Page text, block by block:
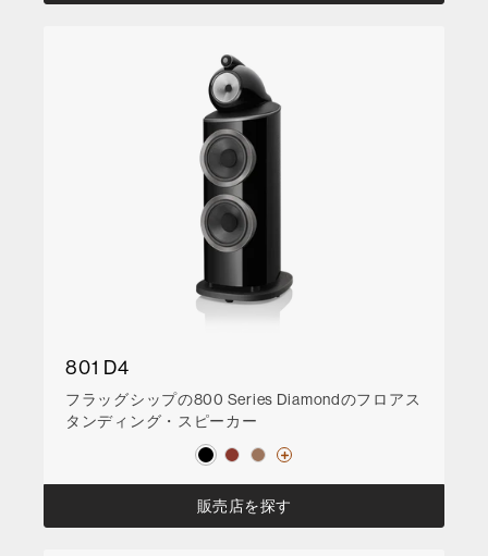
801 D4
フラッグシップの800 Series Diamondのフロアス
タンディング・スピーカー
販売店を探す